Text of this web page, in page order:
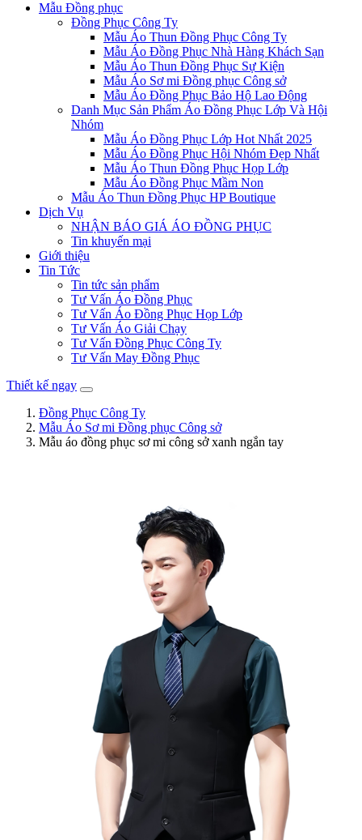
Mẫu Đồng phục
Đồng Phục Công Ty
Mẫu Áo Thun Đồng Phục Công Ty
Mẫu Áo Đồng Phục Nhà Hàng Khách Sạn
Mẫu Áo Thun Đồng Phục Sự Kiện
Mẫu Áo Sơ mi Đồng phục Công sở
Mẫu Áo Đồng Phục Bảo Hộ Lao Động
Danh Mục Sản Phẩm Áo Đồng Phục Lớp Và Hội
Nhóm
Mẫu Áo Đồng Phục Lớp Hot Nhất 2025
Mẫu Áo Đồng Phục Hội Nhóm Đẹp Nhất
Mẫu Áo Thun Đồng Phục Họp Lớp
Mẫu Áo Đồng Phục Mầm Non
Mẫu Áo Thun Đồng Phục HP Boutique
Dịch Vụ
NHẬN BÁO GIÁ ÁO ĐỒNG PHỤC
Tin khuyến mại
Giới thiệu
Tin Tức
Tin tức sản phẩm
Tư Vấn Áo Đồng Phục
Tư Vấn Áo Đồng Phục Họp Lớp
Tư Vấn Áo Giải Chạy
Tư Vấn Đồng Phục Công Ty
Tư Vấn May Đồng Phục
Thiết kế ngay
Đồng Phục Công Ty
Mẫu Áo Sơ mi Đồng phục Công sở
Mẫu áo đồng phục sơ mi công sở xanh ngắn tay